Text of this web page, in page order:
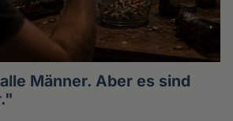
Männer. Aber es sind